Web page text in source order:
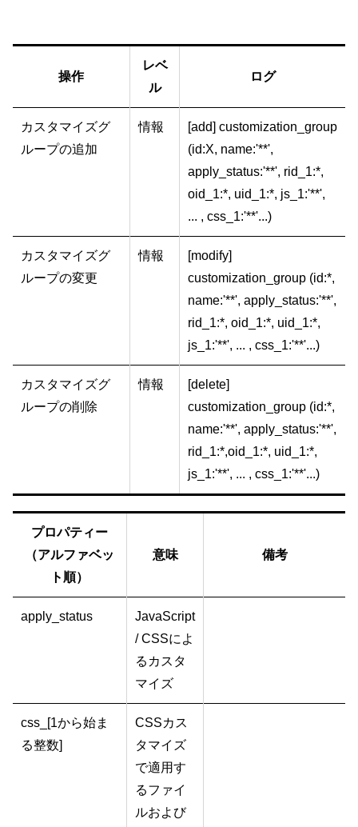
操作
レベ
ル
ログ
カスタマイズグ
ループの追加
情報
[add] customization_group
(id:X, name:'**',
apply_status:'**', rid_1:*,
oid_1:*, uid_1:*, js_1:'**',
... , css_1:'**'...)
カスタマイズグ
ループの変更
情報
[modify]
customization_group (id:*,
name:'**', apply_status:'**',
rid_1:*, oid_1:*, uid_1:*,
js_1:'**', ... , css_1:'**'...)
カスタマイズグ
ループの削除
情報
[delete]
customization_group (id:*,
name:'**', apply_status:'**',
rid_1:*,oid_1:*, uid_1:*,
js_1:'**', ... , css_1:'**'...)
プロパティー
（アルファベッ
ト順）
意味 備考
apply_status
JavaScript
/ CSSによ
るカスタ
マイズ
css_[1から始ま
る整数]
CSSカス
タマイズ
で適用す
るファイ
ルおよび